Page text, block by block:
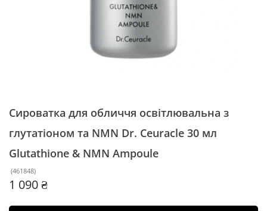
Сироватка для обличчя освітлювальна з
глутатіоном та NMN Dr. Ceuracle 30 мл
Glutathione & NMN Ampoule
(461848)
1 090 ₴